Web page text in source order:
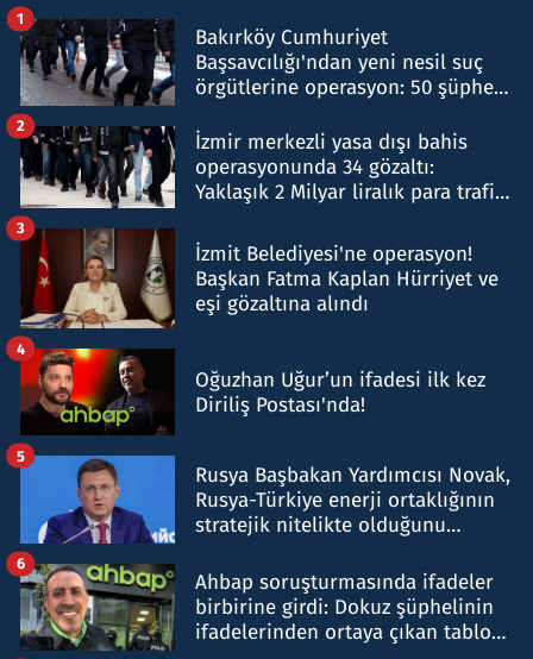
Bakırköy Cumhuriyet
Başsavcılığı'ndan yeni nesil suç
örgütlerine operasyon: 50 şüpheli
1
İzmir merkezli yasa dışı bahis
operasyonunda 34 gözaltı:
Yaklaşık 2 Milyar liralık para trafiği
2
İzmit Belediyesi'ne operasyon!
Başkan Fatma Kaplan Hürriyet ve
eşi gözaltına alındı
3
Oğuzhan Uğur’un ifadesi ilk kez
Diriliş Postası'nda!
4
Rusya Başbakan Yardımcısı Novak,
Rusya-Türkiye enerji ortaklığının
stratejik nitelikte olduğunu
5
Ahbap soruşturmasında ifadeler
birbirine girdi: Dokuz şüphelinin
ifadelerinden ortaya çıkan tablo
6